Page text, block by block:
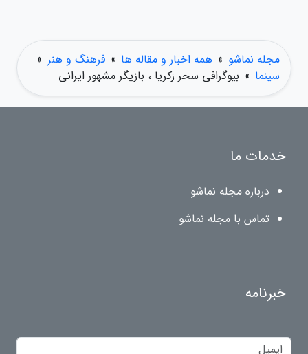
مجله نماشو » همه اخبار و مقاله ها » فرهنگ و هنر »
سینما » بیوگرافی سحر زکریا ، بازیگر مشهور ایرانی
خدمات ما
درباره مجله نماشو
تماس با مجله نماشو
خبرنامه